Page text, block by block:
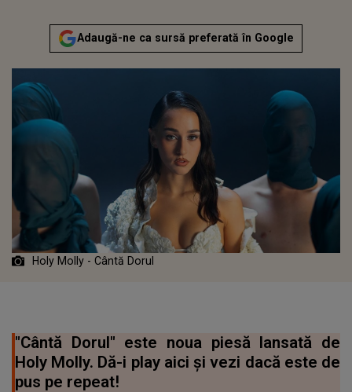
Adaugă-ne ca sursă preferată în Google
Holy Molly - Cântă Dorul
"Cântă Dorul" este noua piesă lansată de
Holy Molly. Dă-i play aici și vezi dacă este de
pus pe repeat!